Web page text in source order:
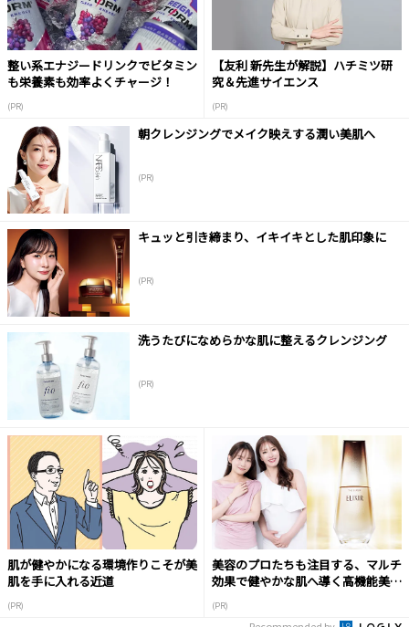
整い系エナジードリンクでビタミン
も栄養素も効率よくチャージ！
(PR)
【友利 新先生が解説】ハチミツ研
究＆先進サイエンス
(PR)
朝クレンジングでメイク映えする潤い美肌へ
(PR)
キュッと引き締まり、イキイキとした肌印象に
(PR)
洗うたびになめらかな肌に整えるクレンジング
(PR)
肌が健やかになる環境作りこそが美
肌を手に入れる近道
(PR)
美容のプロたちも注目する、マルチ
効果で健やかな肌へ導く高機能美容
(PR)